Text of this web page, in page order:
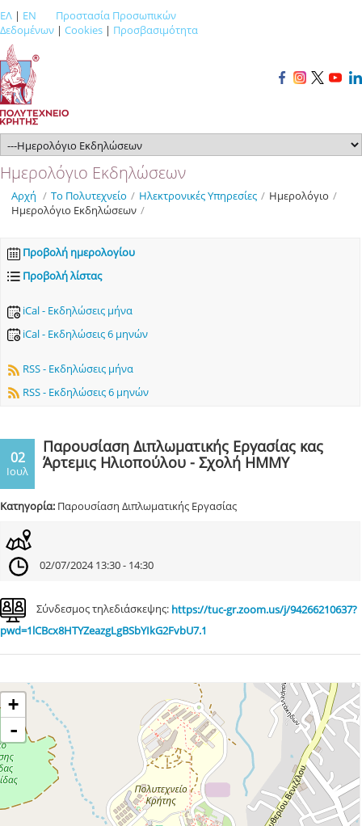
ΕΛ | EN
Προστασία Προσωπικών
Δεδομένων | Cookies | Προσβασιμότητα
Ημερολόγιο Εκδηλώσεων
Αρχή / Το Πολυτεχνείο / Ηλεκτρονικές Υπηρεσίες / Ημερολόγιο /
Ημερολόγιο Εκδηλώσεων /
Προβολή ημερολογίου
Προβολή λίστας
iCal - Εκδηλώσεις μήνα
iCal - Εκδηλώσεις 6 μηνών
RSS - Εκδηλώσεις μήνα
RSS - Εκδηλώσεις 6 μηνών
02
Ιουλ
Παρουσίαση Διπλωματικής Εργασίας κας
Άρτεμις Ηλιοπούλου - Σχολή ΗΜΜΥ
Κατηγορία: Παρουσίαση Διπλωματικής Εργασίας
02/07/2024 13:30 - 14:30
Σύνδεσμος τηλεδιάσκεψης: https://tuc-gr.zoom.us/j/94266210637?
pwd=1lCBcx8HTYZeazgLgBSbYIkG2FvbU7.1
+
-